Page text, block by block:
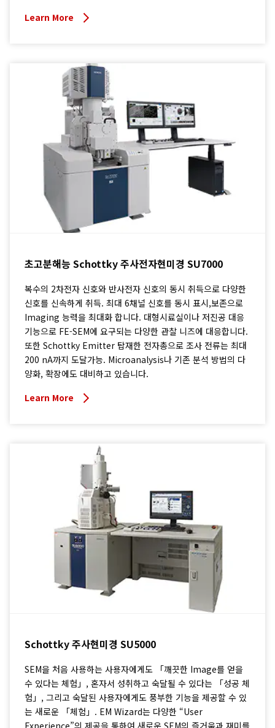
Learn More
초고분해능 Schottky 주사전자현미경 SU7000
복수의 2차전자 신호와 반사전자 신호의 동시 취득으로 다양한
신호를 신속하게 취득. 최대 6채널 신호를 동시 표시,보존으로
Imaging 능력을 최대화 합니다. 대형시료실이나 저진공 대응
기능으로 FE-SEM에 요구되는 다양한 관찰 니즈에 대응합니다.
또한 Schottky Emitter 탑재한 전자총으로 조사 전류는 최대
200 nA까지 도달가능. Microanalysis나 기존 분석 방법의 다
양화, 확장에도 대비하고 있습니다.
Learn More
Schottky 주사현미경 SU5000
SEM을 처음 사용하는 사용자에게도 「깨끗한 Image를 얻을
수 있다는 체험」, 혼자서 성취하고 숙달될 수 있다는 「성공 체
험」, 그리고 숙달된 사용자에게도 풍부한 기능을 제공할 수 있
는 새로운 「체험」. EM Wizard는 다양한 “User